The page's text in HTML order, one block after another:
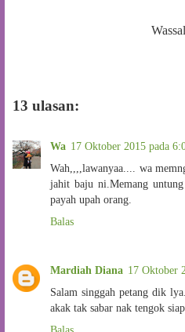
13 ulasan:
Wa 17 Oktober 2015 pada
Wah,,,,lawanyaa.... wa
jahit baju ni.Memang
payah upah orang.
Balas
Mardiah Diana 17 Oktober
Salam singgah petang dik
akak tak sabar nak tengok